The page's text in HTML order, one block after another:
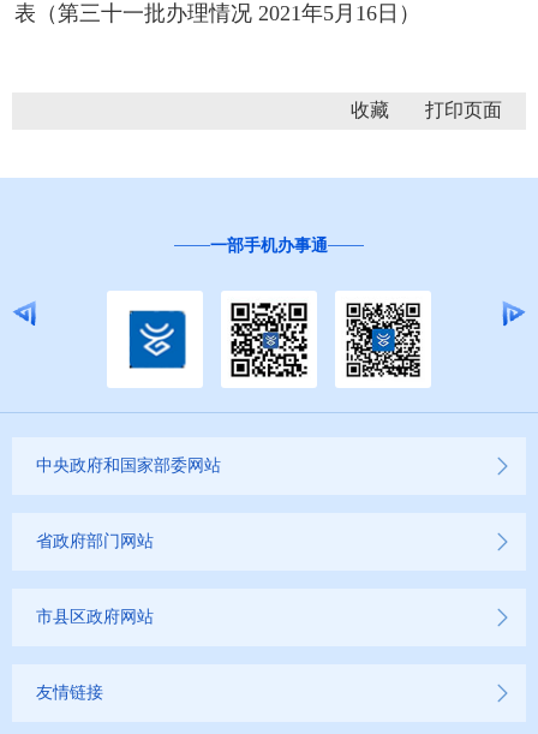
表（第三十一批办理情况 2021年5月16日）
收藏
一部手机办事通
中央政府和国家部委网站
省政府部门网站
市县区政府网站
友情链接